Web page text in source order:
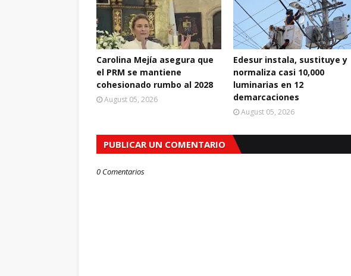
Carolina Mejía asegura que
el PRM se mantiene
cohesionado rumbo al 2028
August 05, 2026
Edesur instala, sustituye y
normaliza casi 10,000
luminarias en 12
demarcaciones
August 05, 2026
PUBLICAR UN COMENTARIO
0 Comentarios